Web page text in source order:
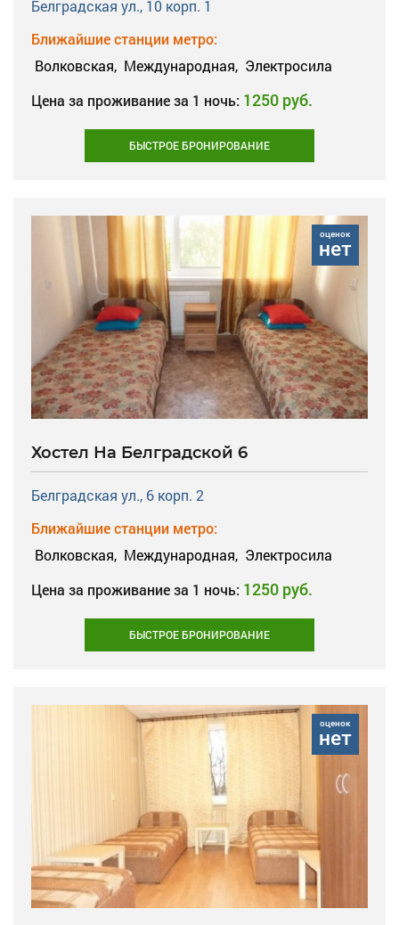
Белградская ул., 10 корп. 1
Ближайшие станции метро:
Волковская, Международная, Электросила
Цена за проживание за 1 ночь: 1250 руб.
БЫСТРОЕ БРОНИРОВАНИЕ
оценок
нет
Хостел На Белградской 6
Белградская ул., 6 корп. 2
Ближайшие станции метро:
Волковская, Международная, Электросила
Цена за проживание за 1 ночь: 1250 руб.
БЫСТРОЕ БРОНИРОВАНИЕ
оценок
нет